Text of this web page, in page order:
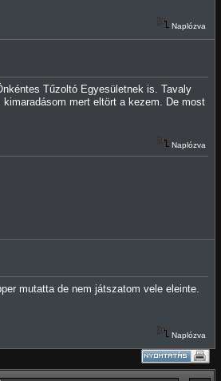
Naplózva
Tűzoltó Egyesületnek is. Tavaly
mert eltört a kezem. De most
Naplózva
mutatta de nem játszatom vele eleinte.
Naplózva